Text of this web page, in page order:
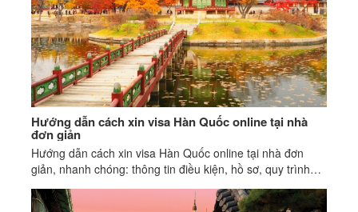
Hướng dẫn cách xin visa Hàn Quốc online tại nhà
đơn giản
Hướng dẫn cách xin visa Hàn Quốc online tại nhà đơn
giản, nhanh chóng: thông tin điều kiện, hồ sơ, quy trình
xin một cách chi tiết.